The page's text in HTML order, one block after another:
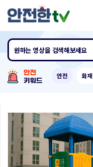
원하는 영상을 검색해보세요
안전 화재